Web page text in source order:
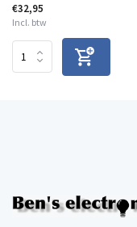
€32,95
Incl. btw